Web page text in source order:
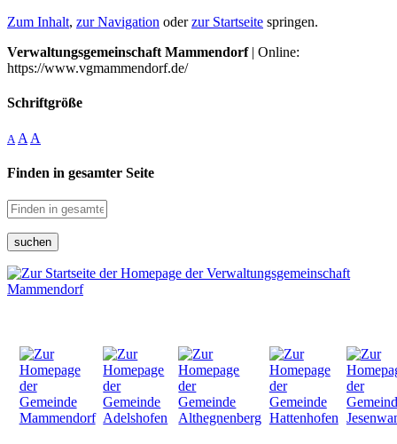
Zum Inhalt, zur Navigation oderzur Startseite springen.
Verwaltungsgemeinschaft Mammendorf| Online:
https://www.vgmammendorf.de/
Schriftgröße
A A A
Finden in gesamter Seite
suchen